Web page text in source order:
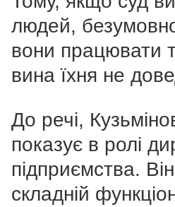
людей,
вони працювати
вина їхня не
До речі,
показує в ролі
підприємства.
складній